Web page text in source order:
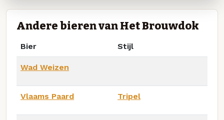
Andere bieren van Het Brouwdok
Bier Stijl
Wad Weizen
Vlaams Paard Tripel